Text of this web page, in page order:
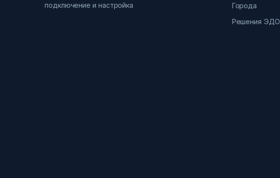
подключение и настройка
Города
Решения ЭДО